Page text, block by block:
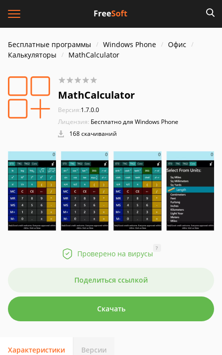
Бесплатные программы Windows Phone
Офис
Калькуляторы
MathCalculator
MathCalculator
Версия:1.7.0.0
Лицензия: Бесплатно для Windows Phone
168 скачиваний
Проверено на вирусы
?
Поделиться ссылкой
Скачать
Характеристики Версии